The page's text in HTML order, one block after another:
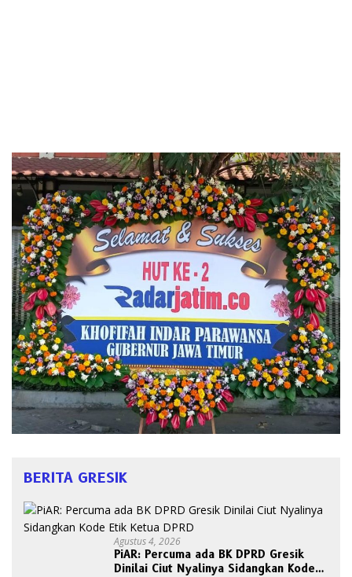
BERITA GRESIK
Agustus 4, 2026
PiAR: Percuma ada BK DPRD Gresik
Dinilai Ciut Nyalinya Sidangkan Kode